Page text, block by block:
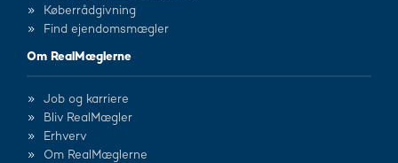
Køberrådgivning
Find ejendomsmægler
Om RealMæglerne
Job og karriere
Bliv RealMægler
Erhverv
Om RealMæglerne